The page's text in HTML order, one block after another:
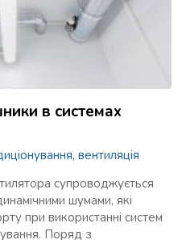
в системах
вентиляція
супроводжується
шумами, які
при використанні систем
Поряд з